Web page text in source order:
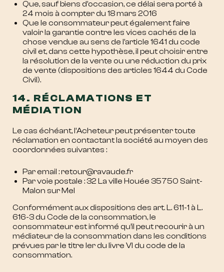
Que, sauf biens d’occasion, ce délai sera porté à
24 mois à compter du 18 mars 2016
Que le consommateur peut également faire
valoir la garantie contre les vices cachés de la
chose vendue au sens de l’article 1641 du code
civil et, dans cette hypothèse, il peut choisir entre
la résolution de la vente ou une réduction du prix
de vente (dispositions des articles 1644 du Code
Civil).
14. RÉCLAMATIONS ET
MÉDIATION
Le cas échéant, l’Acheteur peut présenter toute
réclamation en contactant la société au moyen des
coordonnées suivantes :
Par email : retour@ravaude.fr
Par voie postale : 32 La ville Houée 35750 Saint-
Malon sur Mel
Conformément aux dispositions des art. L. 611-1 à L.
616-3 du Code de la consommation, le
consommateur est informé qu’il peut recourir à un
médiateur de la consommation dans les conditions
prévues par le titre Ier du livre VI du code de la
consommation.